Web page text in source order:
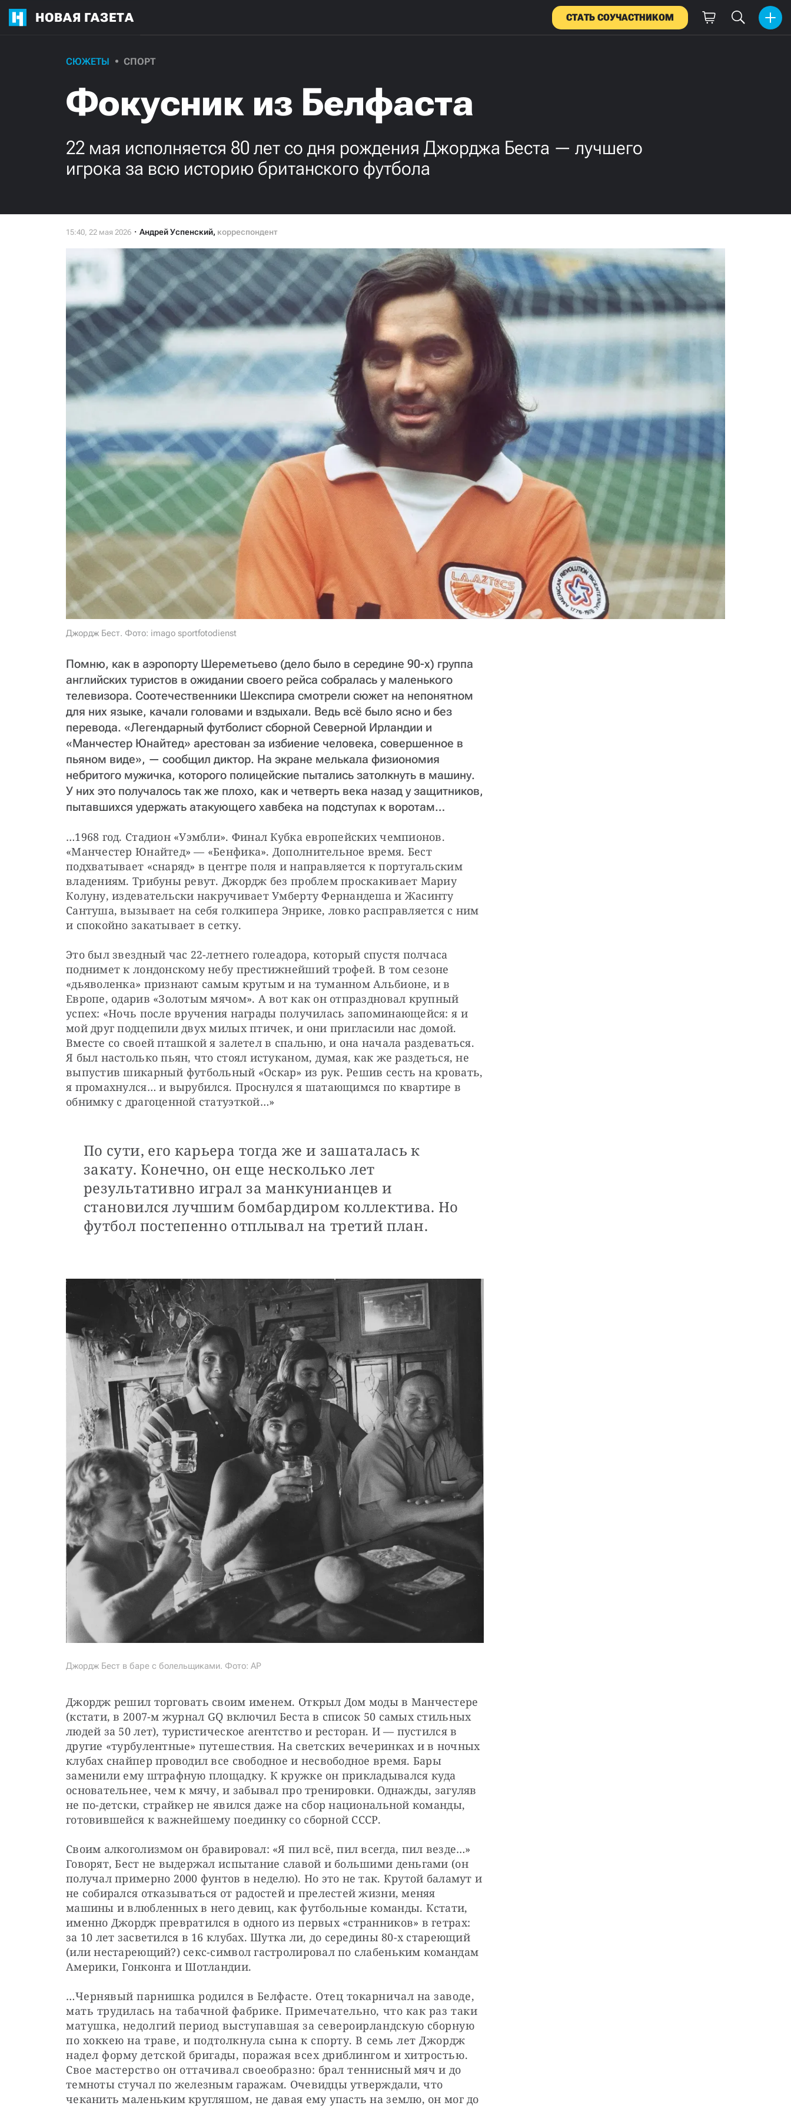
НОВАЯ ГАЗЕТА СТАТЬ СОУЧАСТНИКОМ
СЮЖЕТЫ СПОРТ
Фокусник из Белфаста
22 мая исполняется 80 лет со дня рождения Джорджа Беста — лучшего
игрока за всю историю британского футбола
Андрей Успенский, корреспондент
Джордж Бест. Фото: imago sportfotodienst
Помню, как в аэропорту Шереметьево (дело было в середине 90-х) группа
английских туристов в ожидании своего рейса собралась у маленького
телевизора. Соотечественники Шекспира смотрели сюжет на непонятном
для них языке, качали головами и вздыхали. Ведь всё было ясно и без
перевода. «Легендарный футболист сборной Северной Ирландии и
«Манчестер Юнайтед» арестован за избиение человека, совершенное в
пьяном виде», — сообщил диктор. На экране мелькала физиономия
небритого мужичка, которого полицейские пытались затолкнуть в машину.
У них это получалось так же плохо, как и четверть века назад у защитников,
пытавшихся удержать атакующего хавбека на подступах к воротам…
…1968 год. Стадион «Уэмбли». Финал Кубка европейских чемпионов.
«Манчестер Юнайтед» — «Бенфика». Дополнительное время. Бест
подхватывает «снаряд» в центре поля и направляется к португальским
владениям. Трибуны ревут. Джордж без проблем проскакивает Мариу
Колуну, издевательски накручивает Умберту Фернандеша и Жасинту
Сантуша, вызывает на себя голкипера Энрике, ловко расправляется с ним
и спокойно закатывает в сетку.
Это был звездный час 22-летнего голеадора, который спустя полчаса
поднимет к лондонскому небу престижнейший трофей. В том сезоне
«дьяволенка» признают самым крутым и на туманном Альбионе, и в
Европе, одарив «Золотым мячом». А вот как он отпраздновал крупный
успех: «Ночь после вручения награды получилась запоминающейся: я и
мой друг подцепили двух милых птичек, и они пригласили нас домой.
Вместе со своей пташкой я залетел в спальню, и она начала раздеваться.
Я был настолько пьян, что стоял истуканом, думая, как же раздеться, не
выпустив шикарный футбольный «Оскар» из рук. Решив сесть на кровать,
я промахнулся… и вырубился. Проснулся я шатающимся по квартире в
обнимку с драгоценной статуэткой…»
По сути, его карьера тогда же и зашаталась к
закату. Конечно, он еще несколько лет
результативно играл за манкунианцев и
становился лучшим бомбардиром коллектива. Но
футбол постепенно отплывал на третий план.
Джордж Бест в баре с болельщиками. Фото: AP
Джордж решил торговать своим именем. Открыл Дом моды в Манчестере
(кстати, в 2007-м журнал GQ включил Беста в список 50 самых стильных
людей за 50 лет), туристическое агентство и ресторан. И — пустился в
другие «турбулентные» путешествия. На светских вечеринках и в ночных
клубах снайпер проводил все свободное и несвободное время. Бары
заменили ему штрафную площадку. К кружке он прикладывался куда
основательнее, чем к мячу, и забывал про тренировки. Однажды, загуляв
не по-детски, страйкер не явился даже на сбор национальной команды,
готовившейся к важнейшему поединку со сборной СССР.
Своим алкоголизмом он бравировал: «Я пил всё, пил всегда, пил везде…»
Говорят, Бест не выдержал испытание славой и большими деньгами (он
получал примерно 2000 фунтов в неделю). Но это не так. Крутой баламут и
не собирался отказываться от радостей и прелестей жизни, меняя
машины и влюбленных в него девиц, как футбольные команды. Кстати,
именно Джордж превратился в одного из первых «странников» в гетрах:
за 10 лет засветился в 16 клубах. Шутка ли, до середины 80-х стареющий
(или нестареющий?) секс-символ гастролировал по слабеньким командам
Америки, Гонконга и Шотландии.
…Чернявый парнишка родился в Белфасте. Отец токарничал на заводе,
мать трудилась на табачной фабрике. Примечательно, что как раз таки
матушка, недолгий период выступавшая за североирландскую сборную
по хоккею на траве, и подтолкнула сына к спорту. В семь лет Джордж
надел форму детской бригады, поражая всех дриблингом и хитростью.
Свое мастерство он оттачивал своеобразно: брал теннисный мяч и до
темноты стучал по железным гаражам. Очевидцы утверждали, что
чеканить маленьким кругляшом, не давая ему упасть на землю, он мог до